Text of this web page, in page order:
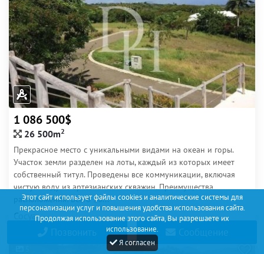
Этот сайт использует файлы cookies и аналитические системы для
персонализации услуг и повышения удобства использования сайта.
Продолжая использование этого сайта, Вы разрешаете их
использование.
Я согласен
1 086 500$
26 500m2
Прекрасное место с уникальными видами на океан и горы.
Участок земли разделен на лоты, каждый из которых имеет
собственный титул. Проведены все коммуникации, включая
чистую воду из артезианских скважин. Преимущества
расположения: Всего 10...
Сосуа
Позвонить Сообщение